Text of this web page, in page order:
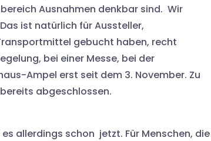
Ausnahmen denkbar sind. Wir
ist natürlich für Aussteller,
gebucht haben, recht
bei einer Messe, bei der
Ampel erst seit dem 3. November. Zu
abgeschlossen.
allerdings schon jetzt. Für Menschen, die